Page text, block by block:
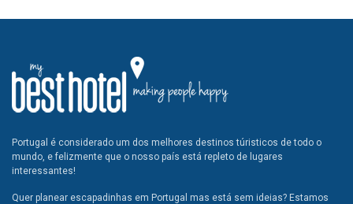
Portugal é considerado um dos melhores destinos túristicos de todo o
mundo, e felizmente que o nosso país está repleto de lugares
interessantes!
Quer planear escapadinhas em Portugal mas está sem ideias? Estamos